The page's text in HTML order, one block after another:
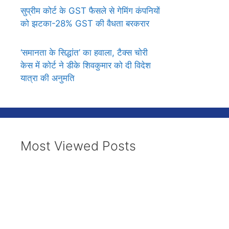
सुप्रीम कोर्ट के GST फैसले से गेमिंग कंपनियों
को झटका-28% GST की वैधता बरकरार
‘समानता के सिद्धांत’ का हवाला, टैक्स चोरी
केस में कोर्ट ने डीके शिवकुमार को दी विदेश
यात्रा की अनुमति
Most Viewed Posts